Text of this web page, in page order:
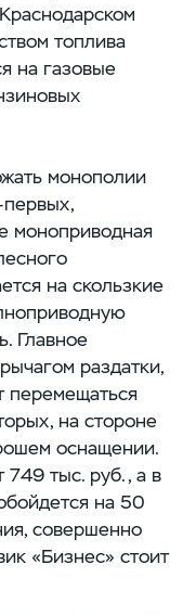
топлива
на газовые
монополии
моноприводная
на скользкие
Главное
раздатки,
перемещаться
на стороне
оснащении.
749 тыс. руб., а в
на 50
совершенно
«Бизнес» стоит